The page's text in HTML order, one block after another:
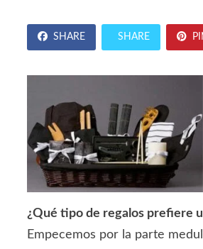
SHARE SHARE
¿Qué tipo de regalos prefiere
Empecemos por la parte